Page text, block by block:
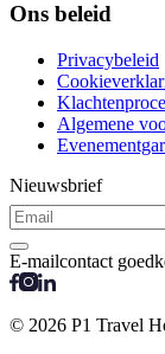
Ons beleid
Privacybeleid
Algemene
Nieuwsbrief
E-mailcontact
© 2026 P1 Travel